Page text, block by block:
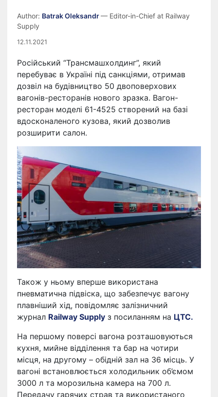
Author: Batrak Oleksandr— Editor-in-Chief at Railway
Supply
12.11.2021
Російський “Трансмашхолдинг”, який
перебуває в Україні під санкціями, отримав
дозвіл на будівництво 50 двоповерхових
вагонів-ресторанів нового зразка. Вагон-
ресторан моделі 61-4525 створений на базі
вдосконаленого кузова, який дозволив
розширити салон.
Також у ньому вперше використана
пневматична підвіска, що забезпечує вагону
плавніший хід, повідомляє залізничний
журнал Railway Supply з посиланням на ЦТС.
На першому поверсі вагона розташовуються
кухня, мийне відділення та бар на чотири
місця, на другому – обідній зал на 36 місць. У
вагоні встановлюється холодильник об’ємом
3000 л та морозильна камера на 700 л.
Передачу гарячих страв та використаного